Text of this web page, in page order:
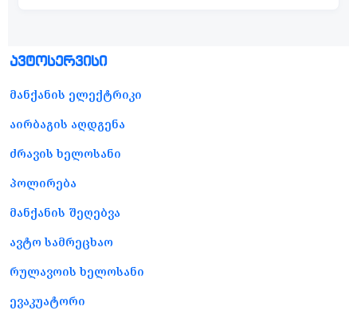
ავტოსერვისი
მანქანის ელექტრიკი
აირბაგის აღდგენა
ძრავის ხელოსანი
პოლირება
მანქანის შეღებვა
ავტო სამრეცხაო
რულავოის ხელოსანი
ევაკუატორი